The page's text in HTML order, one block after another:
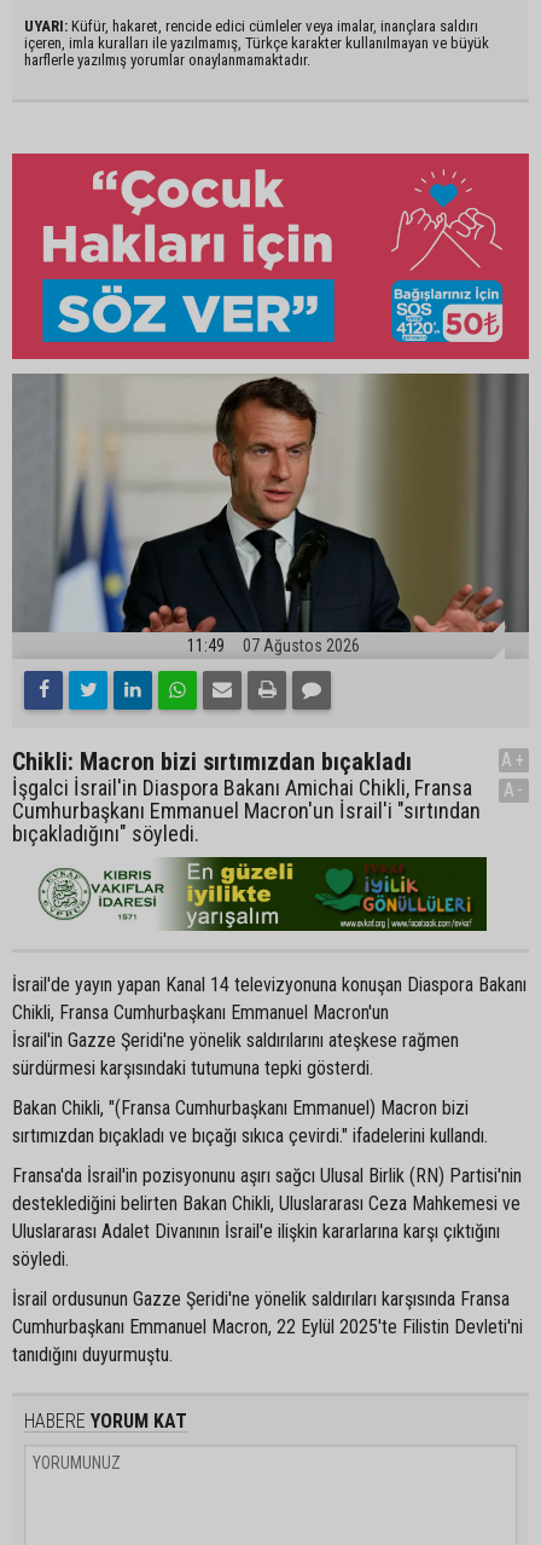
UYARI: Küfür, hakaret, rencide edici cümleler veya imalar, inançlara saldırı
içeren, imla kuralları ile yazılmamış, Türkçe karakter kullanılmayan ve büyük
harflerle yazılmış yorumlar onaylanmamaktadır.
11:49 07 Ağustos 2026
Chikli: Macron bizi sırtımızdan bıçakladı
İşgalci İsrail'in Diaspora Bakanı Amichai Chikli, Fransa
Cumhurbaşkanı Emmanuel Macron'un İsrail'i "sırtından
bıçakladığını" söyledi.
A+
A-
İsrail'de yayın yapan Kanal 14 televizyonuna konuşan Diaspora Bakanı
Chikli, Fransa Cumhurbaşkanı Emmanuel Macron'un
İsrail'in Gazze Şeridi'ne yönelik saldırılarını ateşkese rağmen
sürdürmesi karşısındaki tutumuna tepki gösterdi.
Bakan Chikli, "(Fransa Cumhurbaşkanı Emmanuel) Macron bizi
sırtımızdan bıçakladı ve bıçağı sıkıca çevirdi." ifadelerini kullandı.
Fransa'da İsrail'in pozisyonunu aşırı sağcı Ulusal Birlik (RN) Partisi'nin
desteklediğini belirten Bakan Chikli, Uluslararası Ceza Mahkemesi ve
Uluslararası Adalet Divanının İsrail'e ilişkin kararlarına karşı çıktığını
söyledi.
İsrail ordusunun Gazze Şeridi'ne yönelik saldırıları karşısında Fransa
Cumhurbaşkanı Emmanuel Macron, 22 Eylül 2025'te Filistin Devleti'ni
tanıdığını duyurmuştu.
HABERE YORUM KAT